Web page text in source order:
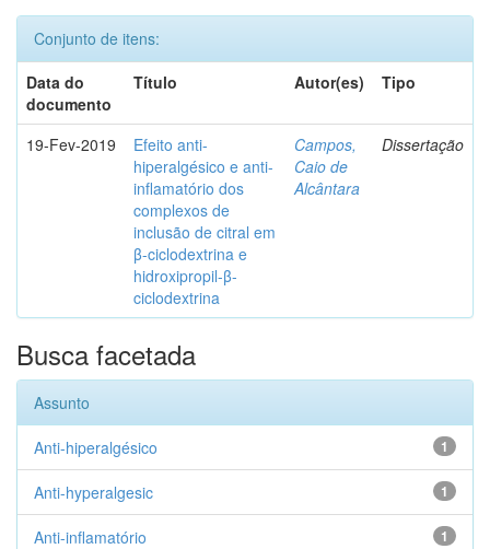
Conjunto de itens:
Data do
documento
Título Autor(es) Tipo
19-Fev-2019
Efeito anti-
hiperalgésico e anti-
inflamatório dos
complexos de
inclusão de citral em
β-ciclodextrina e
hidroxipropil-β-
ciclodextrina
Campos,
Caio de
Alcântara
Dissertação
Busca facetada
Assunto
1
Anti-hiperalgésico
1
Anti-hyperalgesic
1
Anti-inflamatório